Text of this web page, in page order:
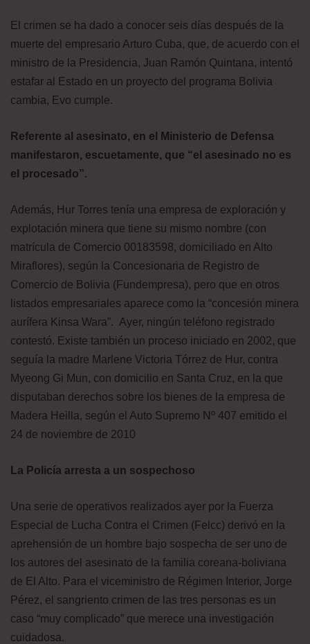
El crimen se ha dado a conocer seis días después de la
muerte del empresario Arturo Cuba, que, de acuerdo con el
ministro de la Presidencia, Juan Ramón Quintana, intentó
estafar al Estado en un proyecto del programa Bolivia
cambia, Evo cumple.
Referente al asesinato, en el Ministerio de Defensa
manifestaron, escuetamente, que “el asesinado no es
el procesado”.
Además, Hur Torres tenía una empresa de exploración y
explotación minera que tiene su mismo nombre (con
matrícula de Comercio 00183598, domiciliado en Alto
Miraflores), según la Concesionaria de Registro de
Comercio de Bolivia (Fundempresa), pero que en otros
listados empresariales aparece como la “concesión minera
aurífera Kinsa Wara”. Ayer, ningún teléfono registrado
contestó. Existe también un proceso iniciado en 2002, que
seguía la madre Marlene Victoria Tórrez de Hur, contra
Myeong Gi Mun, con domicilio en Santa Cruz, en la que
disputaban derechos sobre los bienes de la empresa de
Madera Heilla, según el Auto Supremo Nº 407 emitido el
24 de noviembre de 2010
La Policía arresta a un sospechoso
Una serie de operativos realizados ayer por la Fuerza
Especial de Lucha Contra el Crimen (Felcc) derivó en la
aprehensión de un hombre bajo sospecha de ser uno de
los autores del asesinato de la familia coreana-boliviana
de El Alto. Para el viceministro de Régimen Interior, Jorge
Pérez, el sangriento crimen de las tres personas es un
caso “muy complicado” que merece una investigación
cuidadosa.